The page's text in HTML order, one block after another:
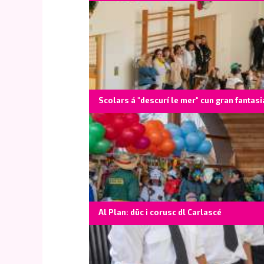
Scolars á "descurí le mer" cun gran
Al Plan: düc i corusc dl Carlascé